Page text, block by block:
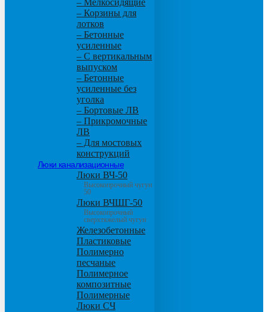
– Корзины для
лотков
– Бетонные
усиленные
– С вертикальным
выпуском
– Бетонные
усиленные без
уголка
– Бортовые ЛВ
– Прикромочные
ЛВ
– Для мостовых
конструкций
Люки канализационные
Люки ВЧ-50
Высокопрочный чугун
50
Люки ВЧШГ-50
Высокопрочный
сверхтяжелый чугун
Железобетонные
Пластиковые
Полимерно
песчаные
Полимерное
композитные
Полимерные
Люки СЧ